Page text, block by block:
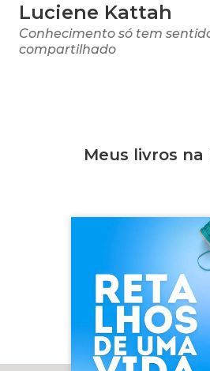
Luciene Kattah
Conhecimento só tem
compartilhado
Meus livros na